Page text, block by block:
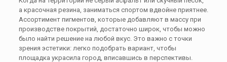
а красочная резина, заниматься спортом вдвойне приятнее.
Ассортимент пигментов, которые добавляют в массу при
производстве покрытий, достаточно широк, чтобы можно
было найти решение на любой вкус. Это важно с точки
зрения эстетики: легко подобрать вариант, чтобы
площадка украсила город, вписавшись в перспективы.